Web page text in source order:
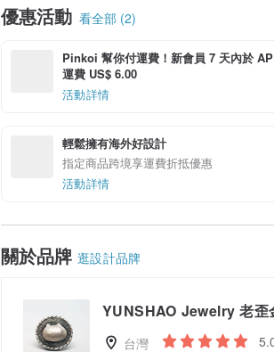
優惠活動 看全部 (2)
Pinkoi 幫你付運費！新會員 7 天內於
運費 US$ 6.00
活動詳情
輕鬆擁有海外好設計
指定商品跨境享運費折抵優惠
活動詳情
關於品牌 逛設計品牌
YUNSHAO Jewelry 老歪
台灣